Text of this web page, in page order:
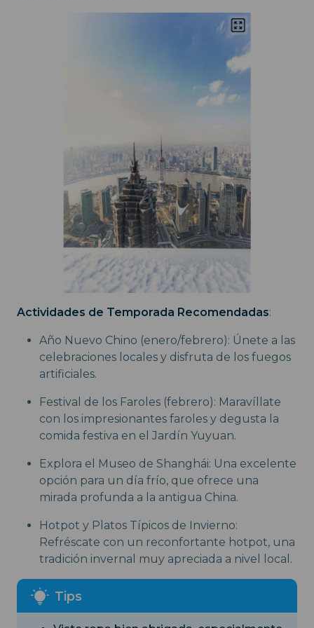
Actividades de Temporada Recomendadas:
Año Nuevo Chino (enero/febrero): Únete a las
celebraciones locales y disfruta de los fuegos
artificiales.
Festival de los Faroles (febrero): Maravíllate
con los impresionantes faroles y degusta la
comida festiva en el Jardín Yuyuan.
Explora el Museo de Shanghái: Una excelente
opción para un día frío, que ofrece una
mirada profunda a la antigua China.
Hotpot y Platos Típicos de Invierno:
Refréscate con un reconfortante hotpot, una
tradición invernal muy apreciada a nivel local.